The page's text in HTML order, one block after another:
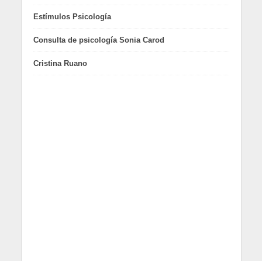
Estímulos Psicología
Consulta de psicología Sonia Carod
Cristina Ruano